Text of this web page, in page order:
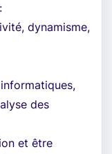
dynamisme,
des
et être